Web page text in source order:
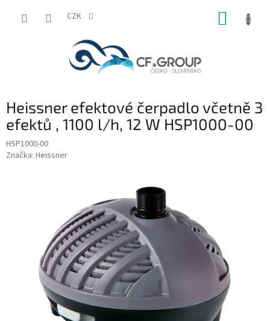
CZK
Heissner efektové čerpadlo včetně 3
efektů , 1100 l/h, 12 W HSP1000-00
HSP1000-00
Značka: Heissner